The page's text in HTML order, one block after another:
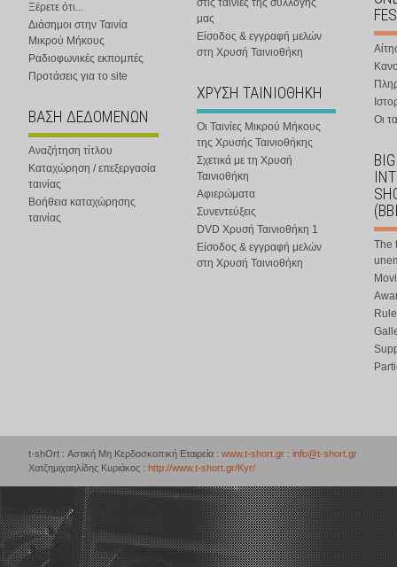
Ξέρετε ότι...
Διάσημοι στην Ταινία
Μικρού Μήκους
Ραδιοφωνικές εκπομπές
Προτάσεις για το site
ΒΑΣΗ ΔΕΔΟΜΕΝΩΝ
Αναζήτηση τίτλου
Καταχώρηση / επεξεργασία
ταινίας
Βοήθεια καταχώρησης
ταινίας
στις ταινίες της συλλογής
μας
Είσοδος & εγγραφή μελών
στη Χρυσή Ταινιοθήκη
ΧΡΥΣΗ ΤΑΙΝΙΟΘΗΚΗ
Οι Ταινίες Μικρού Μήκους
της Χρυσής Ταινιοθήκης
Σχετικά με τη Χρυσή
Ταινιοθήκη
Αφιερώματα
Συνεντεύξεις
DVD Χρυσή Ταινιοθήκη 1
Είσοδος & εγγραφή μελών
στη Χρυσή Ταινιοθήκη
Οι
The
t-shOrt : Αστική Μη Κερδοσκοπική Εταιρεία : www.t-short.gr : info@t-short.gr
Χατζημιχαηλίδης Κυριάκος : http://www.t-short.gr/Kyr/